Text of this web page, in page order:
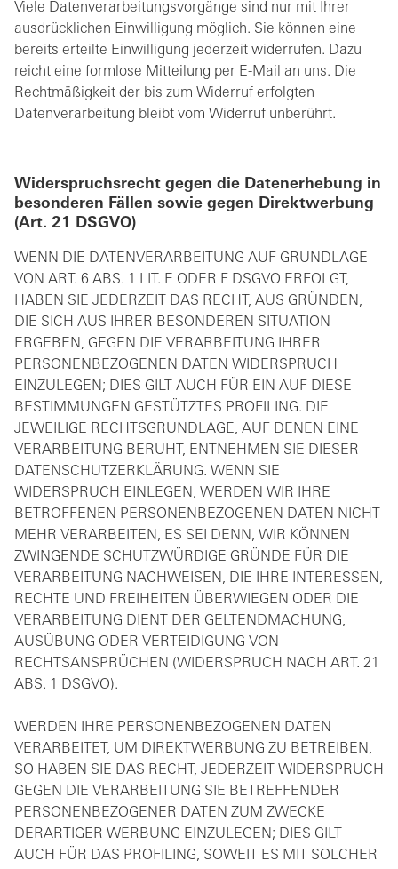
Viele Datenverarbeitungsvorgänge sind nur mit Ihrer
ausdrücklichen Einwilligung möglich. Sie können eine
bereits erteilte Einwilligung jederzeit widerrufen. Dazu
reicht eine formlose Mitteilung per E-Mail an uns. Die
Rechtmäßigkeit der bis zum Widerruf erfolgten
Datenverarbeitung bleibt vom Widerruf unberührt.
Widerspruchsrecht gegen die Datenerhebung in
besonderen Fällen sowie gegen Direktwerbung
(Art. 21 DSGVO)
WENN DIE DATENVERARBEITUNG AUF GRUNDLAGE
VON ART. 6 ABS. 1 LIT. E ODER F DSGVO ERFOLGT,
HABEN SIE JEDERZEIT DAS RECHT, AUS GRÜNDEN,
DIE SICH AUS IHRER BESONDEREN SITUATION
ERGEBEN, GEGEN DIE VERARBEITUNG IHRER
PERSONENBEZOGENEN DATEN WIDERSPRUCH
EINZULEGEN; DIES GILT AUCH FÜR EIN AUF DIESE
BESTIMMUNGEN GESTÜTZTES PROFILING. DIE
JEWEILIGE RECHTSGRUNDLAGE, AUF DENEN EINE
VERARBEITUNG BERUHT, ENTNEHMEN SIE DIESER
DATENSCHUTZERKLÄRUNG. WENN SIE
WIDERSPRUCH EINLEGEN, WERDEN WIR IHRE
BETROFFENEN PERSONENBEZOGENEN DATEN NICHT
MEHR VERARBEITEN, ES SEI DENN, WIR KÖNNEN
ZWINGENDE SCHUTZWÜRDIGE GRÜNDE FÜR DIE
VERARBEITUNG NACHWEISEN, DIE IHRE INTERESSEN,
RECHTE UND FREIHEITEN ÜBERWIEGEN ODER DIE
VERARBEITUNG DIENT DER GELTENDMACHUNG,
AUSÜBUNG ODER VERTEIDIGUNG VON
RECHTSANSPRÜCHEN (WIDERSPRUCH NACH ART. 21
ABS. 1 DSGVO).
WERDEN IHRE PERSONENBEZOGENEN DATEN
VERARBEITET, UM DIREKTWERBUNG ZU BETREIBEN,
SO HABEN SIE DAS RECHT, JEDERZEIT WIDERSPRUCH
GEGEN DIE VERARBEITUNG SIE BETREFFENDER
PERSONENBEZOGENER DATEN ZUM ZWECKE
DERARTIGER WERBUNG EINZULEGEN; DIES GILT
AUCH FÜR DAS PROFILING, SOWEIT ES MIT SOLCHER